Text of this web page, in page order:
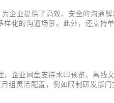
企业提供了高效、安全的沟通
化的沟通场景。此外，还支持
企业网盘支持水印预览、离线文
组灵活配置，例如限制研发部门